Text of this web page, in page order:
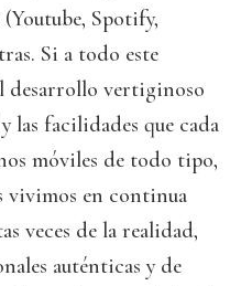
Spotify,
Si a todo este
desarrollo vertiginoso
facilidades que cada
móviles de todo tipo,
vivimos en continua
veces de la realidad,
auténticas y de